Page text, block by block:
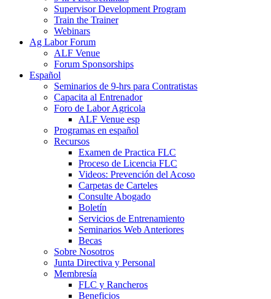
Supervisor Development Program
Train the Trainer
Webinars
Ag Labor Forum
ALF Venue
Forum Sponsorships
Español
Seminarios de 9-hrs para Contratistas
Capacita al Entrenador
Foro de Labor Agricola
ALF Venue esp
Programas en español
Recursos
Examen de Practica FLC
Proceso de Licencia FLC
Videos: Prevención del Acoso
Carpetas de Carteles
Consulte Abogado
Boletín
Servicios de Entrenamiento
Seminarios Web Anteriores
Becas
Sobre Nosotros
Junta Directiva y Personal
Membresía
FLC y Rancheros
Beneficios